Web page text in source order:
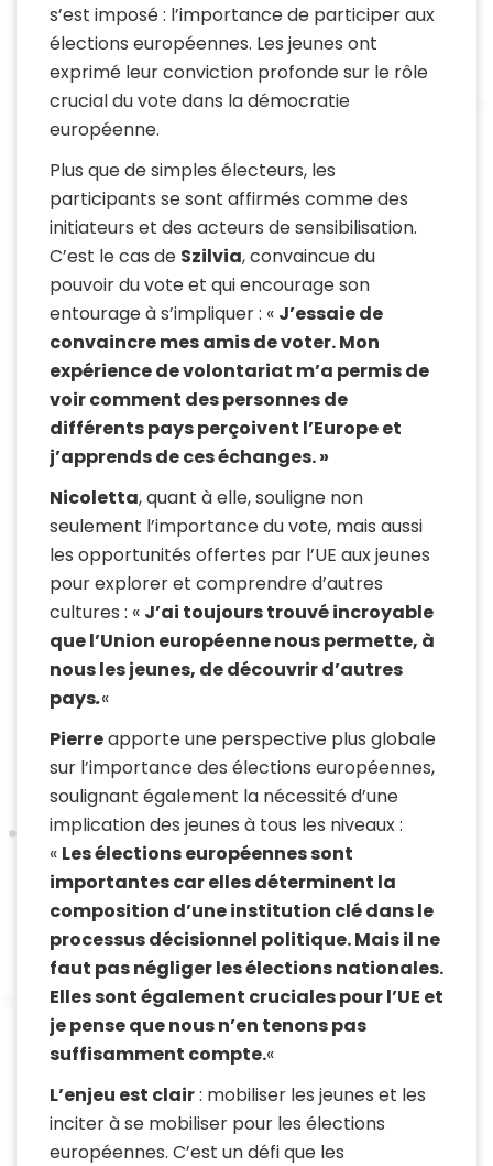
s’est imposé : l’importance de participer aux
élections européennes. Les jeunes ont
exprimé leur conviction profonde sur le rôle
crucial du vote dans la démocratie
européenne.
Plus que de simples électeurs, les
participants se sont affirmés comme des
initiateurs et des acteurs de sensibilisation.
C’est le cas de Szilvia, convaincue du
pouvoir du vote et qui encourage son
entourage à s’impliquer : « J’essaie de
convaincre mes amis de voter. Mon
expérience de volontariat m’a permis de
voir comment des personnes de
différents pays perçoivent l’Europe et
j’apprends de ces échanges. »
Nicoletta, quant à elle, souligne non
seulement l’importance du vote, mais aussi
les opportunités offertes par l’UE aux jeunes
pour explorer et comprendre d’autres
cultures : « J’ai toujours trouvé incroyable
que l’Union européenne nous permette, à
nous les jeunes, de découvrir d’autres
pays.«
Pierreapporte une perspective plus globale
sur l’importance des élections européennes,
soulignant également la nécessité d’une
implication des jeunes à tous les niveaux :
« Les élections européennes sont
importantes car elles déterminent la
composition d’une institution clé dans le
processus décisionnel politique. Mais il ne
faut pas négliger les élections nationales.
Elles sont également cruciales pour l’UE et
je pense que nous n’en tenons pas
suffisamment compte.«
L’enjeu est clair: mobiliser les jeunes et les
inciter à se mobiliser pour les élections
européennes. C’est un défi que les